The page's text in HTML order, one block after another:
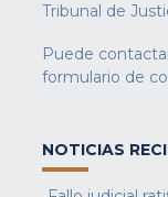
Tribunal de
Puede
formulario de
NOTICIAS